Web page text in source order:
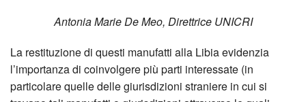
Antonia Marie De Meo, Direttrice UNICRI
La restituzione di questi manufatti alla Libia evidenzia
l’importanza di coinvolgere più parti interessate (in
particolare quelle delle giurisdizioni straniere in cui si